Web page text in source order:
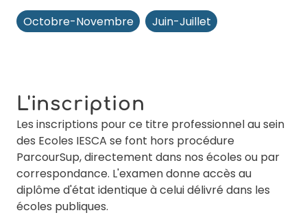
Octobre-Novembre Juin-Juillet
L'inscription
Les inscriptions pour ce titre professionnel au sein
des Ecoles IESCA se font hors procédure
ParcourSup, directement dans nos écoles ou par
correspondance. L'examen donne accès au
diplôme d'état identique à celui délivré dans les
écoles publiques.